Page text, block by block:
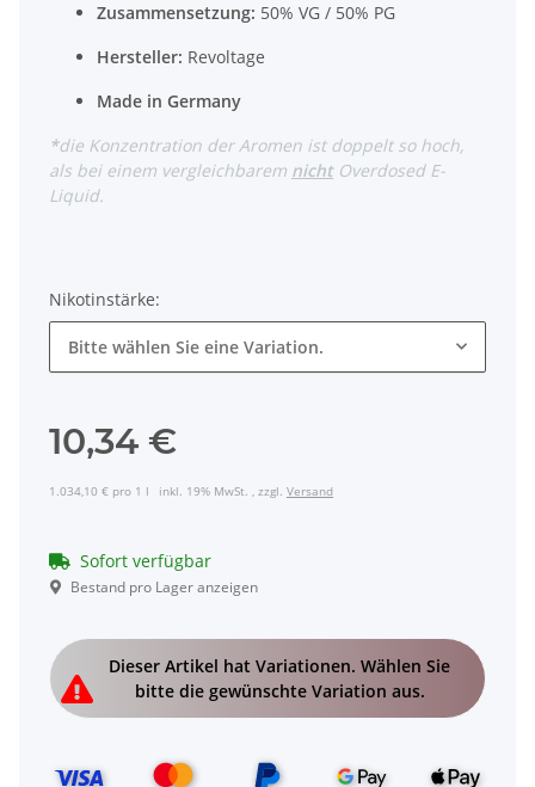
Zusammensetzung: 50% VG / 50% PG
Hersteller: Revoltage
Made in Germany
*die Konzentration der Aromen ist doppelt so hoch,
als bei einem vergleichbarem nicht Overdosed E-
Liquid.
Nikotinstärke:
Bitte wählen Sie eine Variation.
10,34 €
1.034,10 € pro 1 l inkl. 19% MwSt. , zzgl. Versand
Sofort verfügbar
Bestand pro Lager anzeigen
Dieser Artikel hat Variationen. Wählen Sie
bitte die gewünschte Variation aus.